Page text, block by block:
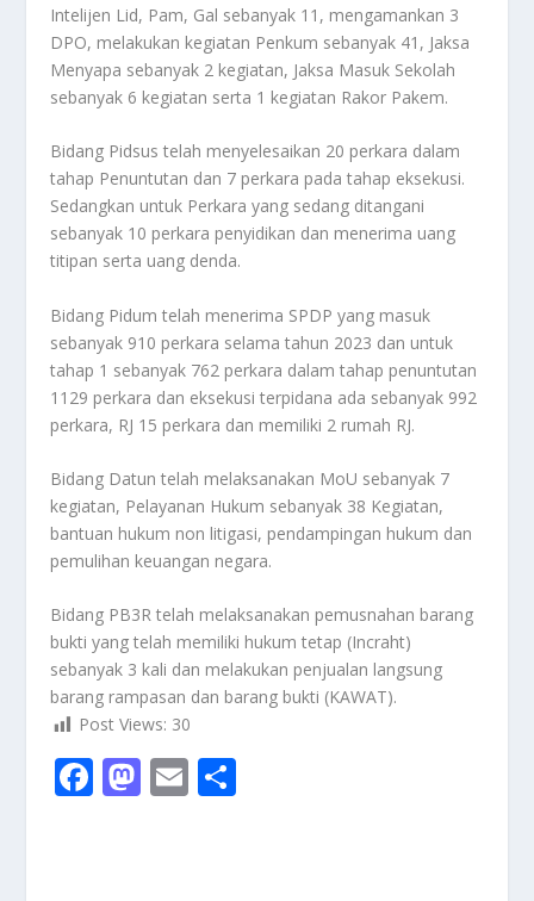
Intelijen Lid, Pam, Gal sebanyak 11, mengamankan 3
DPO, melakukan kegiatan Penkum sebanyak 41, Jaksa
Menyapa sebanyak 2 kegiatan, Jaksa Masuk Sekolah
sebanyak 6 kegiatan serta 1 kegiatan Rakor Pakem.
Bidang Pidsus telah menyelesaikan 20 perkara dalam
tahap Penuntutan dan 7 perkara pada tahap eksekusi.
Sedangkan untuk Perkara yang sedang ditangani
sebanyak 10 perkara penyidikan dan menerima uang
titipan serta uang denda.
Bidang Pidum telah menerima SPDP yang masuk
sebanyak 910 perkara selama tahun 2023 dan untuk
tahap 1 sebanyak 762 perkara dalam tahap penuntutan
1129 perkara dan eksekusi terpidana ada sebanyak 992
perkara, RJ 15 perkara dan memiliki 2 rumah RJ.
Bidang Datun telah melaksanakan MoU sebanyak 7
kegiatan, Pelayanan Hukum sebanyak 38 Kegiatan,
bantuan hukum non litigasi, pendampingan hukum dan
pemulihan keuangan negara.
Bidang PB3R telah melaksanakan pemusnahan barang
bukti yang telah memiliki hukum tetap (Incraht)
sebanyak 3 kali dan melakukan penjualan langsung
barang rampasan dan barang bukti (KAWAT).
Post Views: 30
F M E